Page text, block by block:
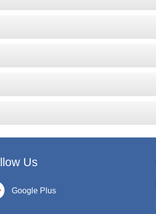
Us
Google Plus